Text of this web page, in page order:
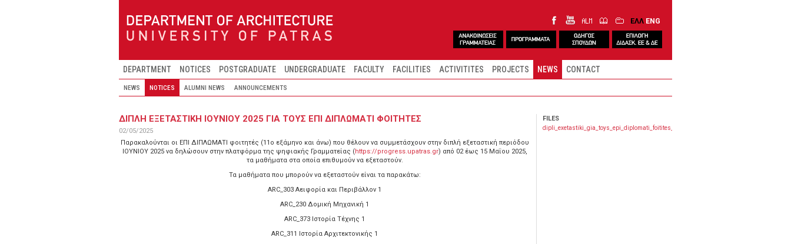
ΕΛΛ ENG
DEPARTMENT NOTICES POSTGRADUATE UNDERGRADUATE FACULTY FACILITIES ACTIVITITES PROJECTS NEWS CONTACT
NEWS NOTICES ALUMNI NEWS ANNOUNCEMENTS
ΔΙΠΛΗ ΕΞΕΤΑΣΤΙΚΗ ΙΟΥΝΙΟΥ 2025 ΓΙΑ ΤΟΥΣ ΕΠΙ ΔΙΠΛΩΜΑΤΙ ΦΟΙΤΗΤΕΣ
02/05/2025
Παρακαλούνται οι ΕΠΙ ΔΙΠΛΩΜΑΤΙ φοιτητές (11ο εξάμηνο και άνω) που θέλουν να συμμετάσχουν στην διπλή εξεταστική περιόδου
ΙΟΥΝΙΟΥ 2025 να δηλώσουν στην πλατφόρμα της ψηφιακής Γραμματείας (https://progress.upatras.gr) από 02 έως 15 Μαΐου 2025,
τα μαθήματα στα οποία επιθυμούν να εξεταστούν.
Τα μαθήματα που μπορούν να εξεταστούν είναι τα παρακάτω:
ARC_303 Αειφορία και Περιβάλλον 1
ARC_230 Δομική Μηχανική 1
ARC_373 Ιστορία Τέχνης 1
ARC_311 Ιστορία Αρχιτεκτονικής 1
FILES
dipli_exetastiki_gia_toys_epi_diplomati_foitites_ioynioy_2025.pdf